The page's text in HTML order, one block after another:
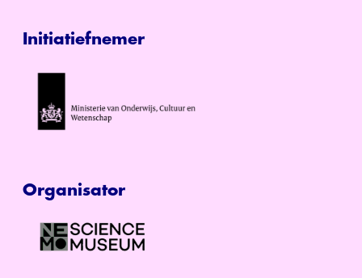
Initiatiefnemer
Organisator